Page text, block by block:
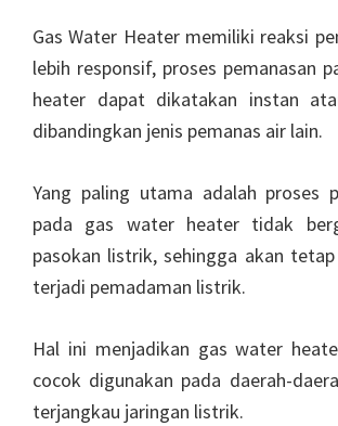
Gas Water Heater memiliki reaksi
lebih responsif, proses pemanasan
heater dapat dikatakan instan
dibandingkan jenis pemanas air lain.
Yang paling utama adalah proses
pada gas water heater tidak
pasokan listrik, sehingga akan
terjadi pemadaman listrik.
Hal ini menjadikan gas water
cocok digunakan pada daerah-
terjangkau jaringan listrik.